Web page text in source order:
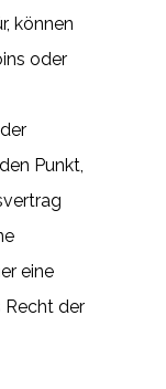
können
oder
Punkt,
eine
Recht der